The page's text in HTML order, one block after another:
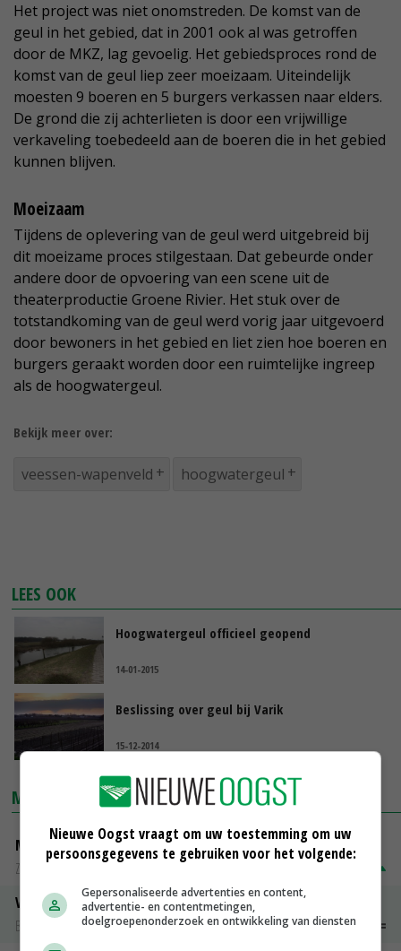
Het project was niet onomstreden. De komst van de
geul in het gebied, dat in 2001 ook al was getroffen
door de MKZ, lag gevoelig. Het gebiedsproces rond de
komst van de geul liep zeer moeizaam. Uiteindelijk
moesten 9 boeren en 5 burgers verkassen naar elders.
De grond die zij achterlieten is door een vrijwillige
verkaveling toebedeeld aan de boeren die in het gebied
kunnen blijven.
Moeizaam
Tijdens de oplevering van de geul werd uitgebreid bij
dit moeizame proces stilgestaan. Dat gebeurde onder
andere door de opvoering van een scene uit de
theaterproductie Groene Rivier. Het stuk over de
totstandkoming van de geul werd vorig jaar uitgevoerd
door bewoners in het gebied en liet zien hoe boeren en
burgers geraakt worden door een ruimtelijke ingreep
als de hoogwatergeul.
Bekijk meer over:
veessen-wapenveld hoogwatergeul
LEES OOK
Hoogwatergeul officieel geopend
14-01-2015
Beslissing over geul bij Varik
15-12-2014
MARKTPRIJZEN
Magere melkpoeder
Zuivel NL
Vleeskuikens 2001-2600 gr
Barneveld
€ 1,09~ € 1,11
Nieuwe Oogst vraagt om uw toestemming om uw
persoonsgegevens te gebruiken voor het volgende:
Gepersonaliseerde advertenties en content,
advertentie- en contentmetingen,
doelgroepenonderzoek en ontwikkeling van diensten